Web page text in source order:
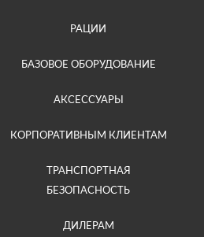
РАЦИИ
БАЗОВОЕ ОБОРУДОВАНИЕ
АКСЕССУАРЫ
КОРПОРАТИВНЫМ КЛИЕНТАМ
ТРАНСПОРТНАЯ
БЕЗОПАСНОСТЬ
ДИЛЕРАМ